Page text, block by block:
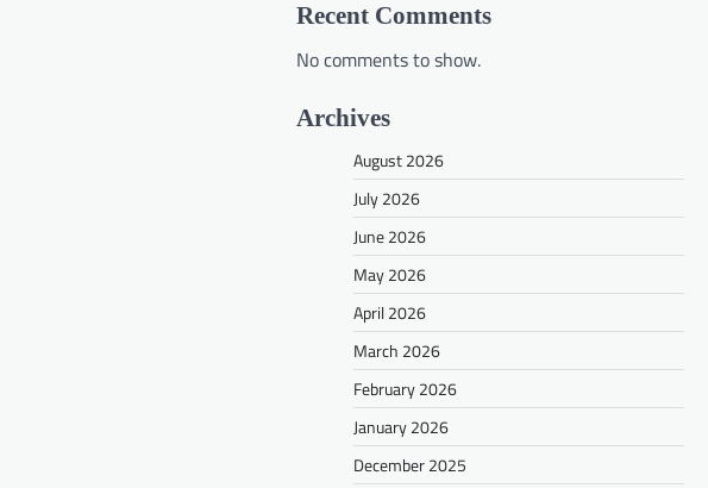
Recent Comments
No comments to show.
Archives
August 2026
July 2026
June 2026
May 2026
April 2026
March 2026
February 2026
January 2026
December 2025